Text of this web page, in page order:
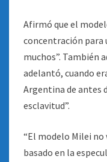
Afirmó que el
concentración para
muchos”. También
adelantó, cuando
Argentina de antes
esclavitud”.
“El modelo Milei
basado en la